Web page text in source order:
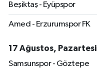
Beşiktaş - Eyüpspor
Amed - Erzurumspor FK
17 Ağustos, Pazartesi
Samsunspor - Göztepe